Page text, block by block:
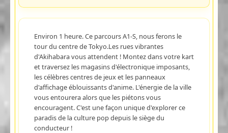
Environ 1 heure. Ce parcours A1-S, nous ferons le
tour du centre de Tokyo.Les rues vibrantes
d'Akihabara vous attendent ! Montez dans votre kart
et traversez les magasins d'électronique imposants,
les célèbres centres de jeux et les panneaux
d'affichage éblouissants d'anime. L'énergie de la ville
vous entourera alors que les piétons vous
encouragent. C'est une façon unique d'explorer ce
paradis de la culture pop depuis le siège du
conducteur !